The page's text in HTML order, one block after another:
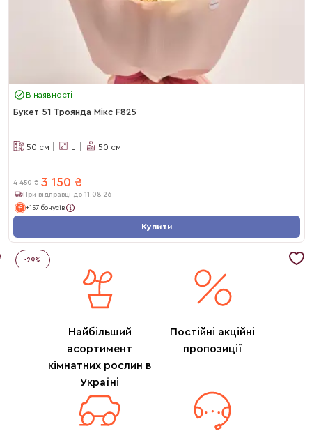
В наявності
Букет 51 Троянда Мікс F825
50 см L 50 см
4 450 ₴ 3 150 ₴
При відправці до 11.08.26
+157 бонусів
Купити
-29%
Найбільший
асортимент
кімнатних рослин в
Україні
Постійні акційні
пропозиції